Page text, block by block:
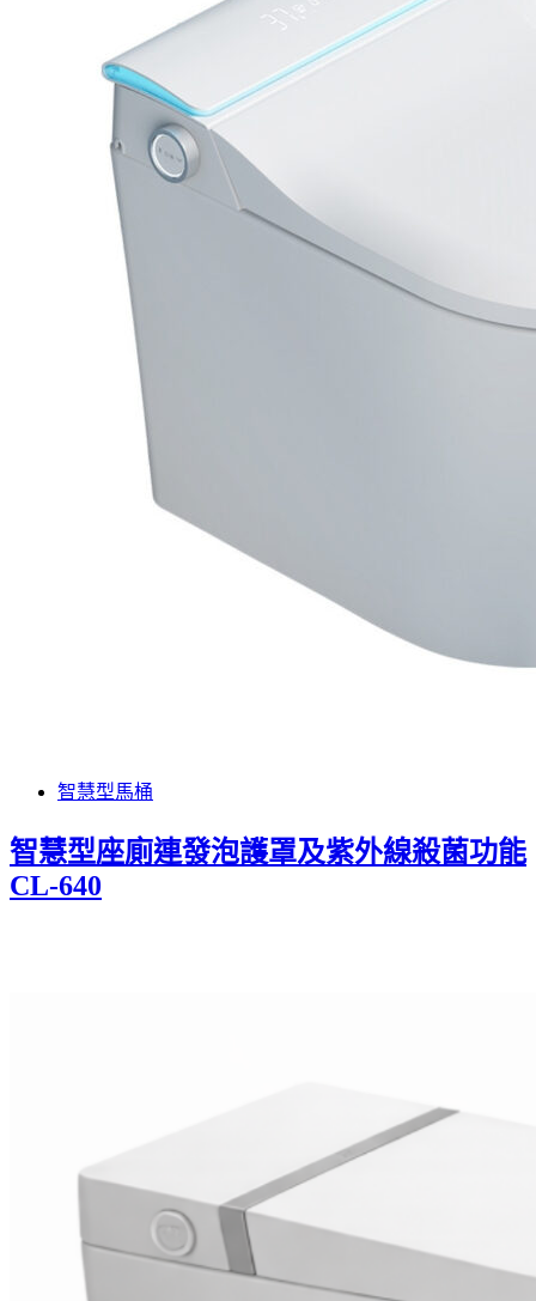
智慧型馬桶
智慧型座廁連發泡護罩及紫外線殺菌功能
CL-640